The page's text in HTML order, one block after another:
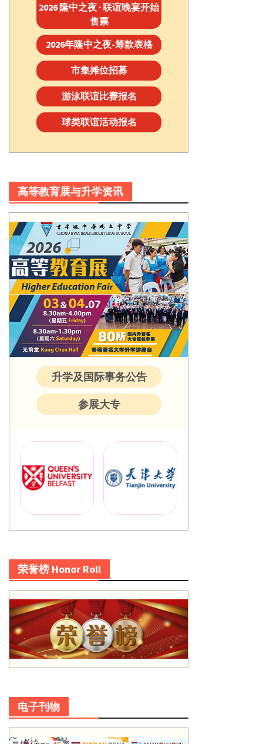
2026 隆中之夜 · 联谊晚宴开始
售票
2026年隆中之夜-筹款表格
市集摊位招募
游泳联谊比赛报名
球类联谊活动报名
高等教育展与升学资讯
升学及国际事务公告
参展大专
荣誉榜 Honor Roll
电子刊物